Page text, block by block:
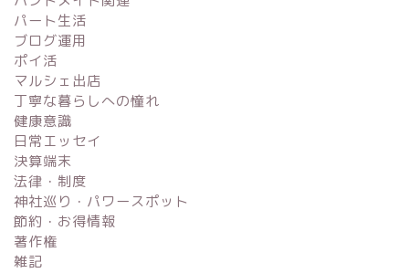
パート生活
ブログ運用
ポイ活
マルシェ出店
丁寧な暮らしへの憧れ
健康意識
日常エッセイ
決算端末
法律・制度
神社巡り・パワースポット
節約・お得情報
著作権
雑記